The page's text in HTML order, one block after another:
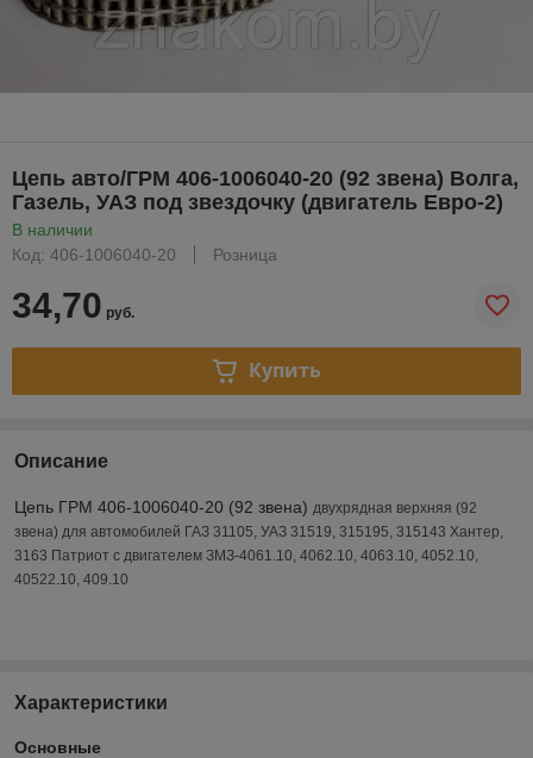
Цепь авто/ГРМ 406-1006040-20 (92 звена) Волга,
Газель, УАЗ под звездочку (двигатель Евро-2)
В наличии
Код: 406-1006040-20
Розница
34,70 руб.
Купить
Описание
Цепь ГРМ 406-1006040-20 (92 звена) двухрядная верхняя (92
звена) для автомобилей ГАЗ 31105, УАЗ 31519, 315195, 315143 Хантер,
3163 Патриот с двигателем ЗМЗ-4061.10, 4062.10, 4063.10, 4052.10,
40522.10, 409.10
Характеристики
Основные